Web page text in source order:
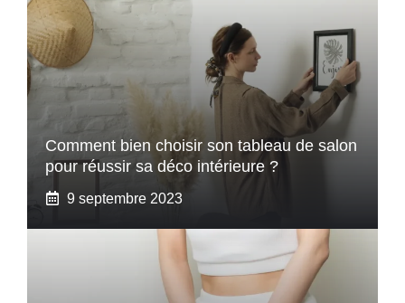
Comment bien choisir son tableau de salon
pour réussir sa déco intérieure ?
9 septembre 2023